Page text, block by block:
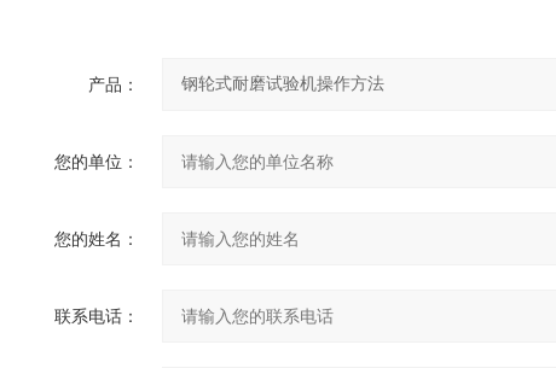
产品：
您的单位：
您的姓名：
联系电话：